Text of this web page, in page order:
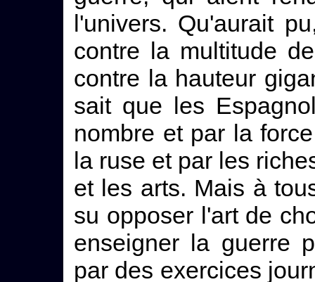
l'univers. Qu'aurait
contre la multitude
contre la hauteur
sait que les
nombre et par la
la ruse et par les
et les arts. Mais à
su opposer l'art de
enseigner la guerre
par des exercices